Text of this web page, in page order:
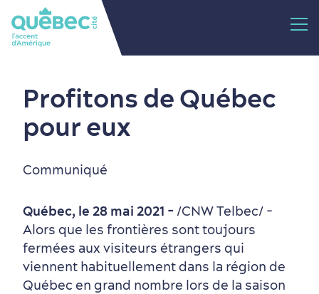
Profitons de Québec
pour eux
Communiqué
Québec, le 28 mai 2021 - /CNW Telbec/ -
Alors que les frontières sont toujours
fermées aux visiteurs étrangers qui
viennent habituellement dans la région de
Québec en grand nombre lors de la saison